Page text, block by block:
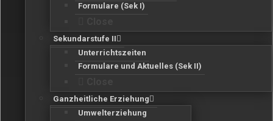
Formulare (Sek I)
Sekundarstufe II
Unterrichtszeiten
Formulare und Aktuelles (Sek II)
Ganzheitliche Erziehung
Umwelterziehung